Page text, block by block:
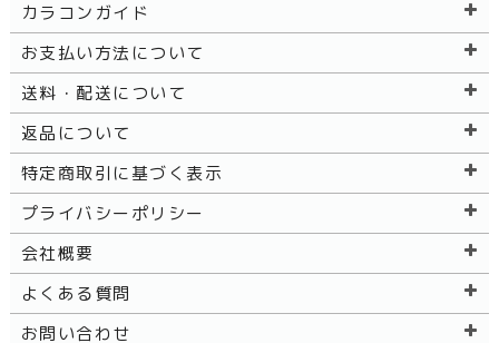
カラコンガイド
お支払い方法について
送料・配送について
返品について
特定商取引に基づく表示
プライバシーポリシー
会社概要
よくある質問
お問い合わせ